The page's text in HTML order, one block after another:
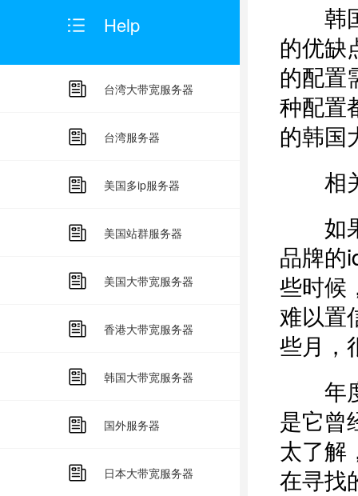
Help
台湾大带宽服务器
台湾服务器
美国多ip服务器
美国站群服务器
美国大带宽服务器
香港大带宽服务器
韩国大带宽服务器
国外服务器
日本大带宽服务器
韩国
的优缺
的配置
种配置
的韩国
相关
如果
品牌的
些时候
难以置
些月，
年度
是它曾
太了解
在寻找